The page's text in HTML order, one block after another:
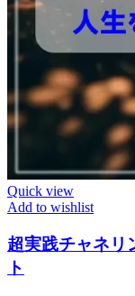
Quick view
Add to wishlist
超実践チャネリ
ト